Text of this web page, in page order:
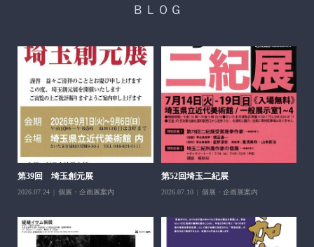
ＢＬＯＧ
第39回 埼玉創元展
2026.07.24 個展・企画展案内
第52回埼玉二紀展
2026.07.10 個展・企画展案内